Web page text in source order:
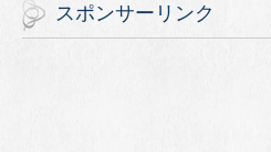
スポンサーリンク